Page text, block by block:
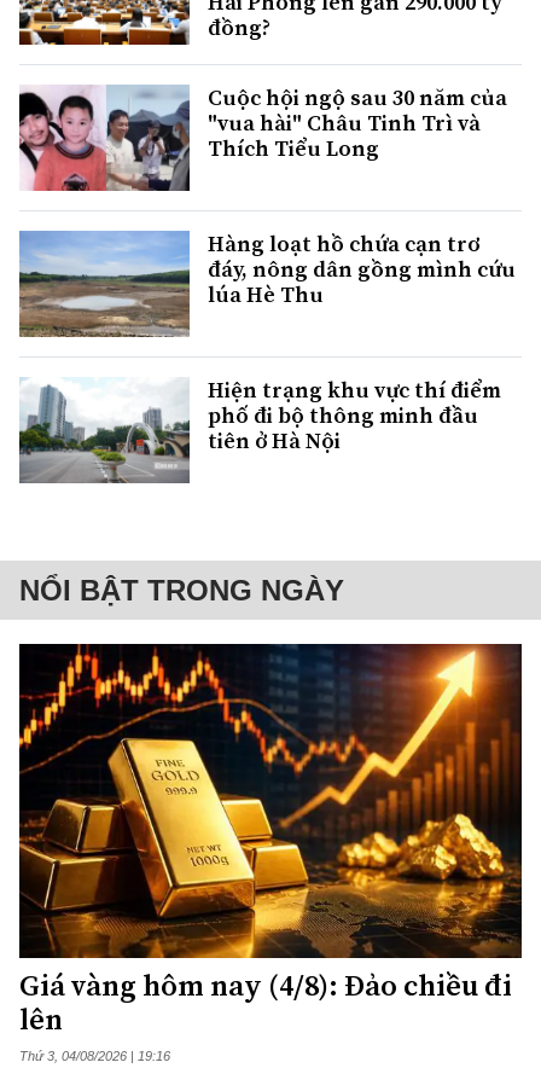
đồng?
Cuộc hội ngộ sau 30 năm của
"vua hài" Châu Tinh Trì và
Thích Tiểu Long
Hàng loạt hồ chứa cạn trơ
đáy, nông dân gồng mình cứu
lúa Hè Thu
Hiện trạng khu vực thí điểm
phố đi bộ thông minh đầu
tiên ở Hà Nội
NỔI BẬT TRONG NGÀY
Giá vàng hôm nay (4/8): Đảo chiều đi
lên
Thứ 3, 04/08/2026 | 19:16